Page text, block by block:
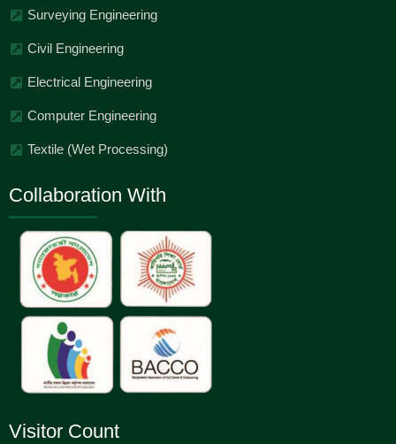
Surveying Engineering
Civil Engineering
Electrical Engineering
Computer Engineering
Textile (Wet Processing)
Collaboration With
Visitor Count